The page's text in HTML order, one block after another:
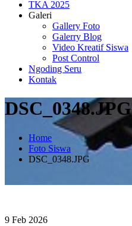
TKA 2025
Galeri
Gallery Foto
Galerry Blog
Video Kreatif Siswa
Post Control
Ngoding Seru
Kontak
DSC_0348.JPG
Home
Foto Siswa
DSC_0348.JPG
9 Feb 2026